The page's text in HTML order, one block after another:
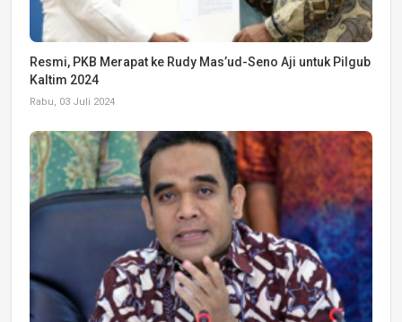
Resmi, PKB Merapat ke Rudy Mas’ud-Seno Aji untuk Pilgub
Kaltim 2024
Rabu, 03 Juli 2024